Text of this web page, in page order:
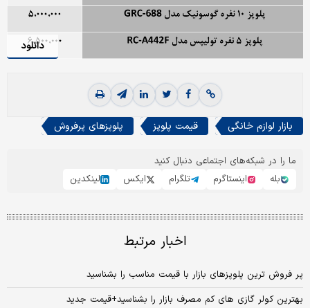
دانلود
بازار لوازم خانگی قیمت پلوپز پلوپزهای پرفروش
ما را در شبکه‌های اجتماعی دنبال کنید
بله
اینستاگرم تلگرام ایکس لینکدین
اخبار مرتبط
پر فروش ترین پلوپزهای بازار با قیمت مناسب را بشناسید
بهترین کولر گازی های کم مصرف بازار را بشناسید+قیمت جدید